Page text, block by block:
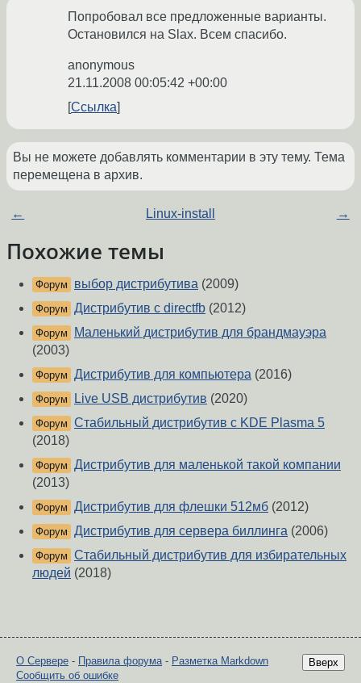
Попробовал все предложенные варианты.
Остановился на Slax. Всем спасибо.
anonymous
21.11.2008 00:05:42 +00:00
Ссылка
Вы не можете добавлять комментарии в эту тему. Тема
перемещена в архив.
← Linux-install →
Похожие темы
Форум выбор дистрибутива (2009)
Форум Дистрибутив с directfb (2012)
Форум
Маленький дистрибутив для брандмауэра
(2003)
Форум Дистрибутив для компьютера (2016)
Форум Live USB дистрибутив (2020)
Форум Стабильный дистрибутив с KDE Plasma 5
(2018)
Форум Дистрибутив для маленькой такой компании
(2013)
Форум Дистрибутив для флешки 512мб (2012)
Форум Дистрибутив для сервера биллинга (2006)
Форум Стабильный дистрибутив для избирательных
людей (2018)
Вверх
О Сервере - Правила форума- Разметка Markdown
Сообщить об ошибке